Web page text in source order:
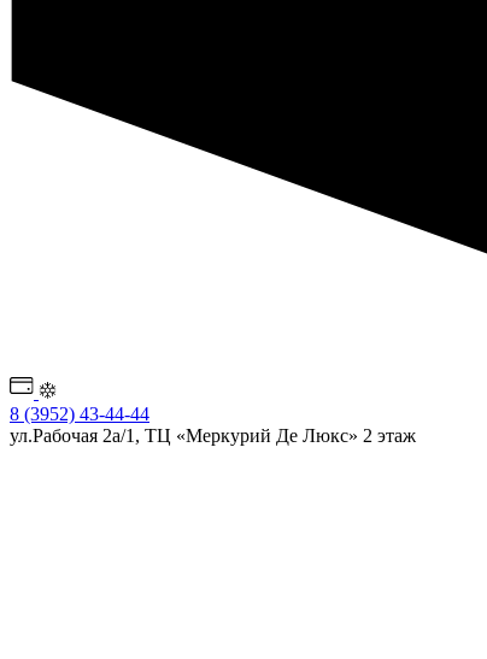
8 (3952) 43-44-44
ул.Рабочая 2а/1, ТЦ «Меркурий Де Люкс» 2 этаж